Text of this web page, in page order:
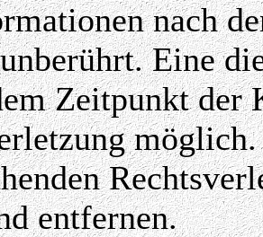
nach
Eine
Zeitpunkt der
entfernen.